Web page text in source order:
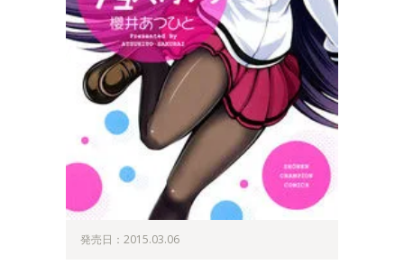
発売日：2015.03.06